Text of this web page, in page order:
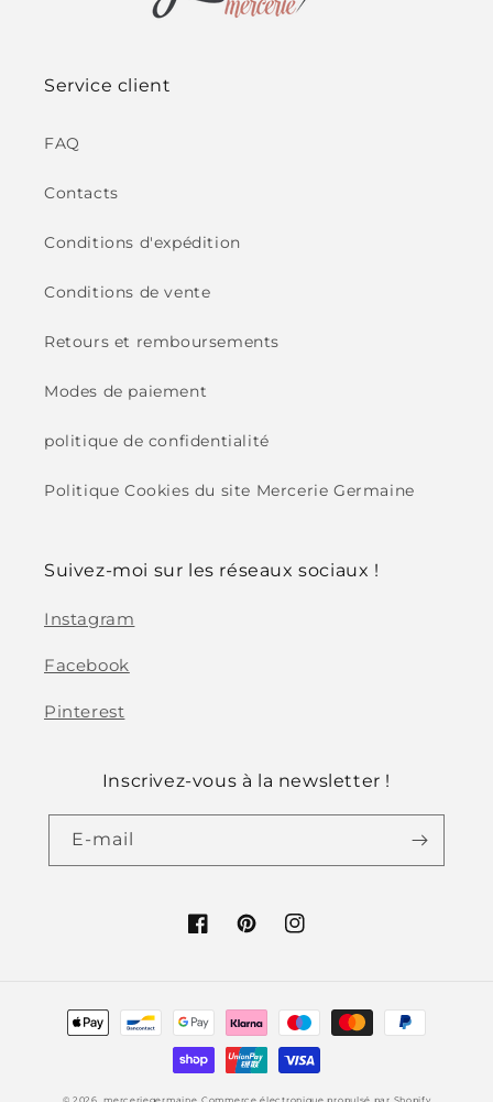
Service client
FAQ
Contacts
Conditions d'expédition
Conditions de vente
Retours et remboursements
Modes de paiement
politique de confidentialité
Politique Cookies du site Mercerie Germaine
Suivez-moi sur les réseaux sociaux !
Instagram
Facebook
Pinterest
Inscrivez-vous à la newsletter !
E-mail
FacebookPinterestInstagram
Moyens
© 2026,merceriegermaine Commerce électronique propulsé par Shopify